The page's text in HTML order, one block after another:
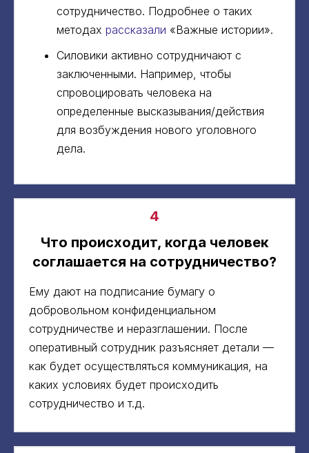
сотрудничество. Подробнее о таких
методах рассказали «Важные истории».
Силовики активно сотрудничают с
заключенными. Например, чтобы
спровоцировать человека на
определенные высказывания/действия
для возбуждения нового уголовного
дела.
4
Что происходит, когда человек
соглашается на сотрудничество?
Ему дают на подписание бумагу о
добровольном конфиденциальном
сотрудничестве и неразглашении. После
оперативный сотрудник разъясняет детали —
как будет осуществляться коммуникация, на
каких условиях будет происходить
сотрудничество и т.д.